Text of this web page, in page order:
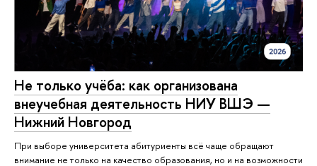
Не только учёба: как организована
внеучебная деятельность НИУ ВШЭ —
Нижний Новгород
При выборе университета абитуриенты всё чаще обращают
внимание не только на качество образования, но и на возможности